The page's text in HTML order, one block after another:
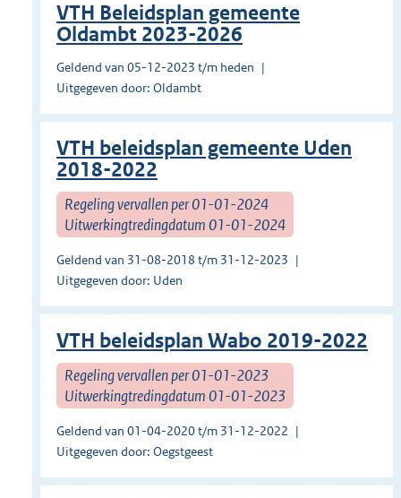
VTH Beleidsplan gemeente
Oldambt 2023-2026
Geldend van 05-12-2023 t/m heden
Uitgegeven door: Oldambt
VTH beleidsplan gemeente Uden
2018-2022
Regeling vervallen per 01-01-2024
Uitwerkingtredingdatum 01-01-2024
Geldend van 31-08-2018 t/m 31-12-2023
Uitgegeven door: Uden
VTH beleidsplan Wabo 2019-2022
Regeling vervallen per 01-01-2023
Uitwerkingtredingdatum 01-01-2023
Geldend van 01-04-2020 t/m 31-12-2022
Uitgegeven door: Oegstgeest